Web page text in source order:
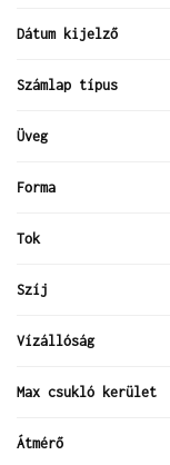
Dátum kijelző
Számlap típus
Üveg
Forma
Tok
Szíj
Vízállóság
Max csukló kerület
Átmérő